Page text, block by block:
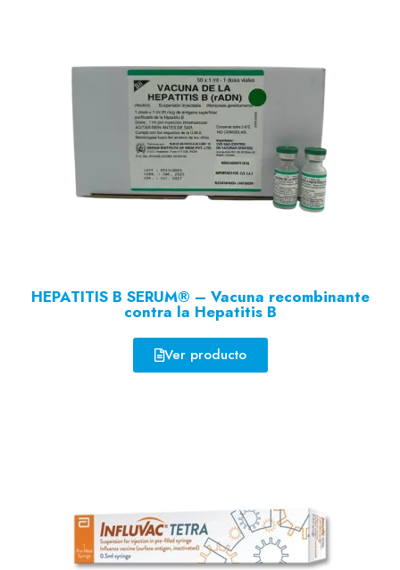
HEPATITIS B SERUM® – Vacuna recombinante
contra la Hepatitis B
Ver producto